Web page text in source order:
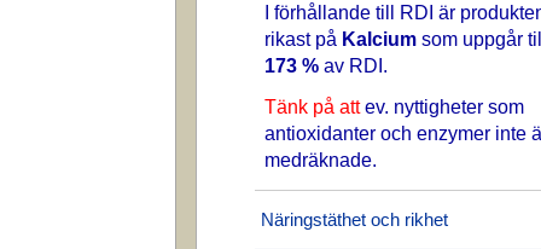
I förhållande till RDI är
rikast på Kalcium som uppgår
173 % av RDI.
Tänk på attev. nyttigheter som
antioxidanter och enzymer inte
medräknade.
Näringstäthet och rikhet